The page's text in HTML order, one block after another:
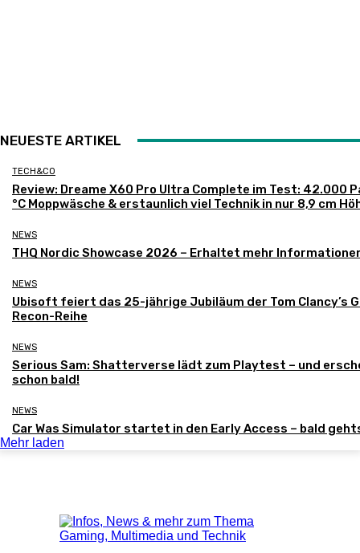
NEUESTE ARTIKEL
TECH&CO
Review: Dreame X60 Pro Ultra Complete im Test: 42.000
°C Moppwäsche & erstaunlich viel Technik in nur 8,9 cm
NEWS
THQ Nordic Showcase 2026 – Erhaltet mehr
NEWS
Ubisoft feiert das 25-jährige Jubiläum der Tom Clancy’s
Recon-Reihe
NEWS
Serious Sam: Shatterverse lädt zum Playtest – und
schon bald!
NEWS
Car Was Simulator startet in den Early Access – bald
Mehr laden